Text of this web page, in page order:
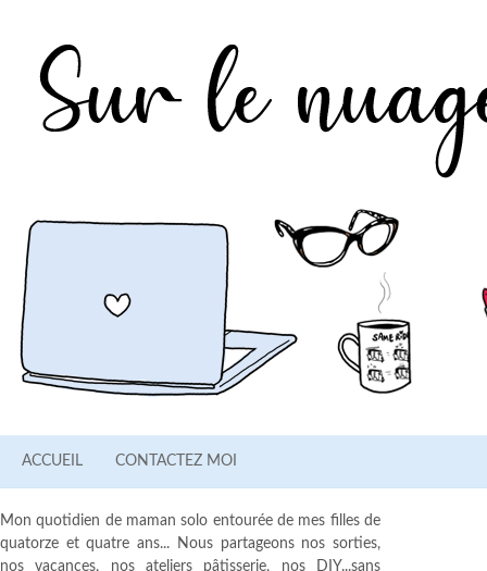
ACCUEIL CONTACTEZ MOI
Mon quotidien de maman solo entourée de mes filles de
quatorze et quatre ans... Nous partageons nos sorties,
nos vacances, nos ateliers pâtisserie, nos DIY...sans